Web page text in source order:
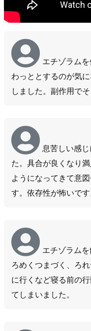
エチゾラム
わっととするのが気
しました。副作用で
息苦しい感
た。具合が良くなり
ようになってきて意
す。依存性が怖いです
エチゾラム
ろめくつまづく、ろ
に行くなど寝る前の
てしまいました。